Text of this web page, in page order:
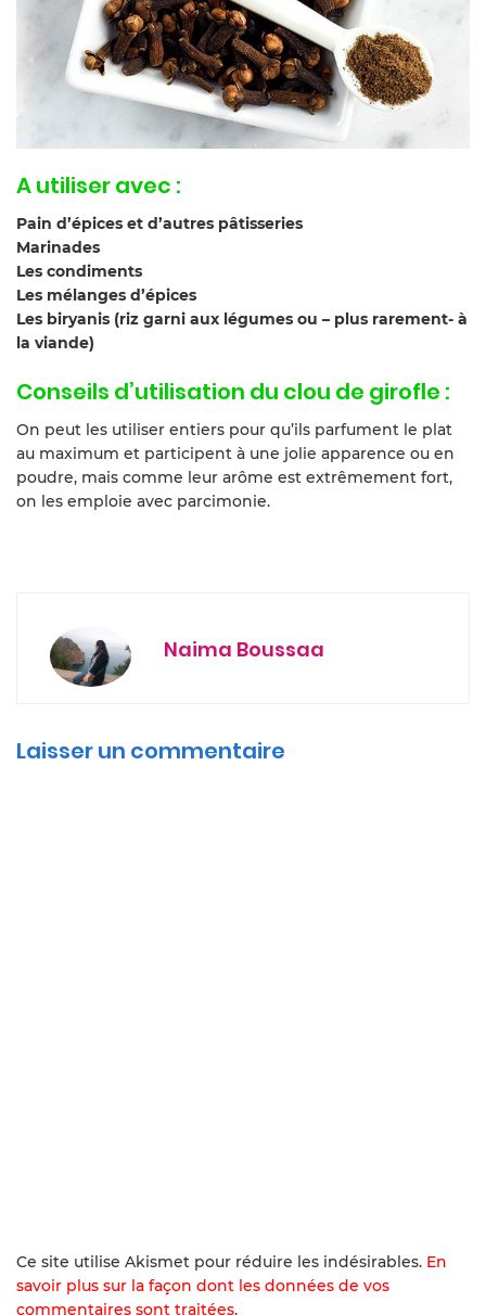
A utiliser avec :
Pain d’épices et d’autres pâtisseries
Marinades
Les condiments
Les mélanges d’épices
Les biryanis (riz garni aux légumes ou – plus rarement- à
la viande)
Conseils d’utilisation du clou de girofle :
On peut les utiliser entiers pour qu’ils parfument le plat
au maximum et participent à une jolie apparence ou en
poudre, mais comme leur arôme est extrêmement fort,
on les emploie avec parcimonie.
Naima Boussaa
Laisser un commentaire
Ce site utilise Akismet pour réduire les indésirables. En
savoir plus sur la façon dont les données de vos
commentaires sont traitées.